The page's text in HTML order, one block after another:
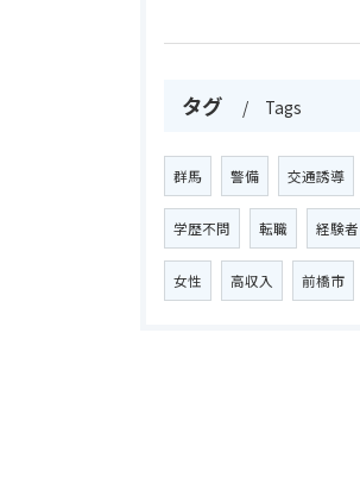
タグ Tags
群馬 警備 交通誘導
学歴不問 転職 経験者
女性 高収入 前橋市